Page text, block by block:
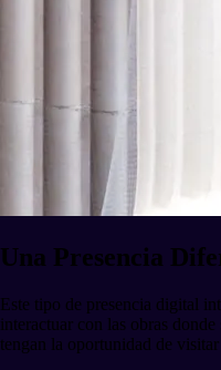
Una Presencia
Este tipo de presencia digital
interactuar con las obras
tengan la oportunidad de